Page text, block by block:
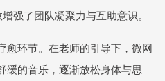
强了团队凝聚力与互助意识。
愈环节。在老师的引导下，微网
缓的音乐，逐渐放松身体与思